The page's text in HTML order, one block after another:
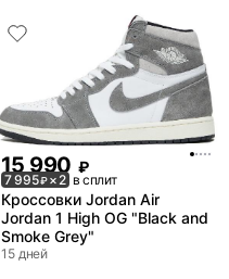
15 990 ₽
7 995₽× 2 в сплит
Кроссовки Jordan Air
Jordan 1 High OG "Black and
Smoke Grey"
15 дней